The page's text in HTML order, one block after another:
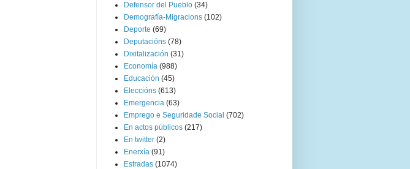
Defensor del Pueblo (34)
Demografía-Migracions (102)
Deporte (69)
Deputacións (78)
Dixitalización (31)
Economía (988)
Educación (45)
Eleccións (613)
Emergencia (63)
Emprego e Seguridade Social (702)
En actos públicos (217)
En twitter (2)
Enerxía (91)
Estradas (1074)